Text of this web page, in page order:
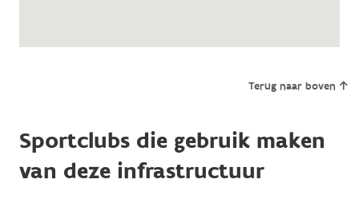
Terug naar boven
Sportclubs die gebruik maken
van deze infrastructuur